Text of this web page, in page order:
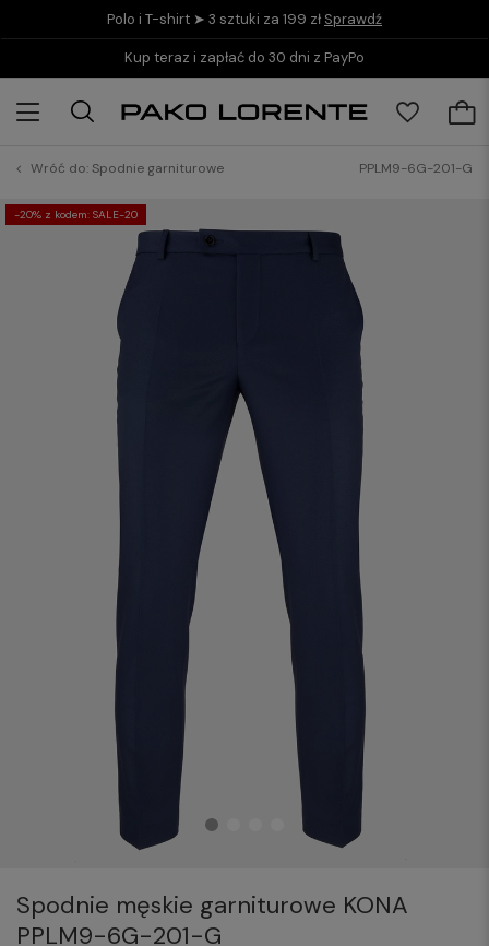
Polo i T-shirt ➤ 3 sztuki za 199 zł Sprawdź
Kup teraz i zapłać do 30 dni z PayPo
Wróć do:Spodnie garniturowe PPLM9-6G-201-G
-20% z kodem: SALE-20
Spodnie męskie garniturowe KONA
PPLM9-6G-201-G